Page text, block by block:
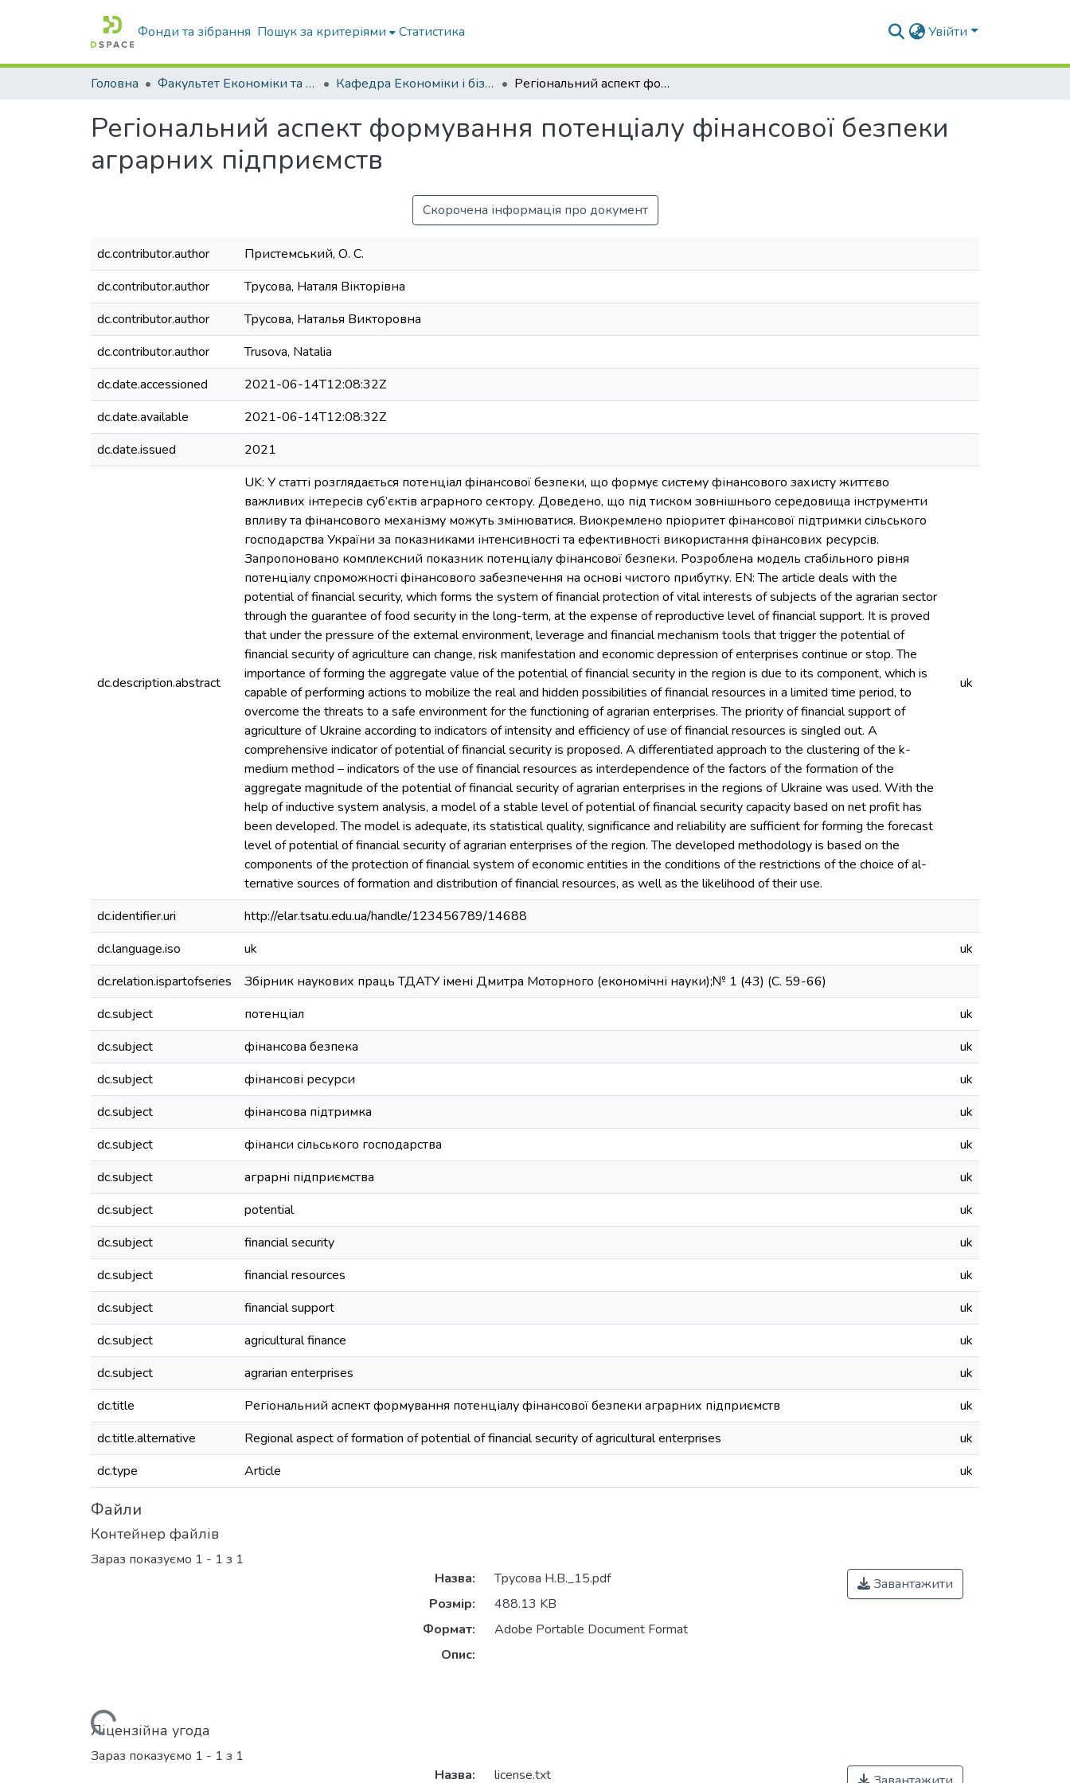
Фонди та зібрання Пошук за критеріями Статистика Увійти
Головна Факультет Економіки та бізнесу Кафедра Економіки і бізнесу Регіональний аспект формування потенціалу фінансової безпеки аграрних підприємств
Регіональний аспект формування потенціалу фінансової безпеки
аграрних підприємств
Скорочена інформація про документ
dc.contributor.author
Пристемський, О. С.
dc.contributor.author
Трусова, Наталя Вікторівна
dc.contributor.author
Трусова, Наталья Викторовна
dc.contributor.author
Trusova, Natalia
dc.date.accessioned
2021-06-14T12:08:32Z
dc.date.available
2021-06-14T12:08:32Z
dc.date.issued
2021
dc.description.abstract
UK: У статті розглядається потенціал фінансової безпеки, що формує систему фінансового захисту життєво
важливих інтересів суб’єктів аграрного сектору. Доведено, що під тиском зовнішнього середовища інструменти
впливу та фінансового механізму можуть змінюватися. Виокремлено пріоритет фінансової підтримки сільського
господарства України за показниками інтенсивності та ефективності використання фінансових ресурсів.
Запропоновано комплексний показник потенціалу фінансової безпеки. Розроблена модель стабільного рівня
потенціалу спроможності фінансового забезпечення на основі чистого прибутку. EN: The article deals with the
potential of financial security, which forms the system of financial protection of vital interests of subjects of the agrarian sector
through the guarantee of food security in the long-term, at the expense of reproductive level of financial support. It is proved
that under the pressure of the external environment, leverage and financial mechanism tools that trigger the potential of
financial security of agriculture can change, risk manifestation and economic depression of enterprises continue or stop. The
importance of forming the aggregate value of the potential of financial security in the region is due to its component, which is
capable of performing actions to mobilize the real and hidden possibilities of financial resources in a limited time period, to
overcome the threats to a safe environment for the functioning of agrarian enterprises. The priority of financial support of
agriculture of Ukraine according to indicators of intensity and efficiency of use of financial resources is singled out. A
comprehensive indicator of potential of financial security is proposed. A differentiated approach to the clustering of the k-
medium method – indicators of the use of financial resources as interdependence of the factors of the formation of the
aggregate magnitude of the potential of financial security of agrarian enterprises in the regions of Ukraine was used. With the
help of inductive system analysis, a model of a stable level of potential of financial security capacity based on net profit has
been developed. The model is adequate, its statistical quality, significance and reliability are sufficient for forming the forecast
level of potential of financial security of agrarian enterprises of the region. The developed methodology is based on the
components of the protection of financial system of economic entities in the conditions of the restrictions of the choice of al-
ternative sources of formation and distribution of financial resources, as well as the likelihood of their use.
uk
dc.identifier.uri
http://elar.tsatu.edu.ua/handle/123456789/14688
dc.language.iso
uk
uk
dc.relation.ispartofseries
Збірник наукових праць ТДАТУ імені Дмитра Моторного (економічні науки);№ 1 (43) (С. 59-66)
dc.subject
потенціал
uk
dc.subject
фінансова безпека
uk
dc.subject
фінансові ресурси
uk
dc.subject
фінансова підтримка
uk
dc.subject
фінанси сільського господарства
uk
dc.subject
аграрні підприємства
uk
dc.subject
potential
uk
dc.subject
financial security
uk
dc.subject
financial resources
uk
dc.subject
financial support
uk
dc.subject
agricultural finance
uk
dc.subject
agrarian enterprises
uk
dc.title
Регіональний аспект формування потенціалу фінансової безпеки аграрних підприємств
uk
dc.title.alternative
Regional aspect of formation of potential of financial security of agricultural enterprises
uk
dc.type
Article uk
Файли
Контейнер файлів
Зараз показуємо 1 - 1 з 1
Вантажиться...
Назва:
Трусова Н.В._15.pdf
Розмір:
488.13 KB
Формат:
Adobe Portable Document Format
Опис:
Завантажити
Ліцензійна угода
Зараз показуємо 1 - 1 з 1
Назва:
license.txt